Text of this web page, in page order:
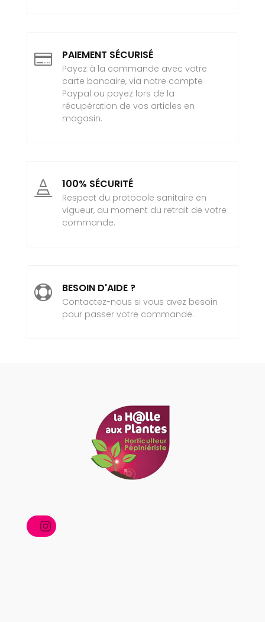
 PAIEMENT SÉCURISÉ
Payez à la commande avec votre
carte bancaire, via notre compte
Paypal ou payez lors de la
récupération de vos articles en
magasin.
 100% SÉCURITÉ
Respect du protocole sanitaire en
vigueur, au moment du retrait de votre
commande.
 BESOIN D'AIDE ?
Contactez-nous si vous avez besoin
pour passer votre commande.
Instagram